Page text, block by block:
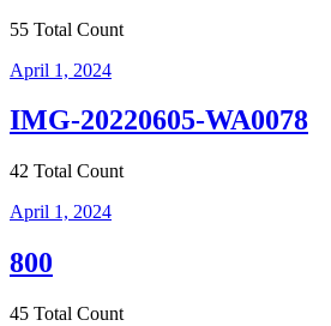
55 Total Count
April 1, 2024
IMG-20220605-WA0078
42 Total Count
April 1, 2024
800
45 Total Count